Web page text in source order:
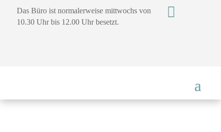
Das Büro ist normalerweise mittwochs von
10.30 Uhr bis 12.00 Uhr besetzt.
